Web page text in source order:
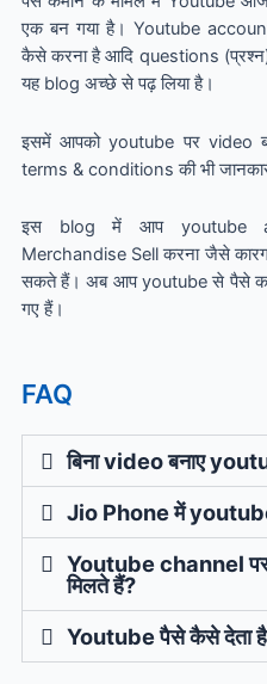
एक बन गया है। Youtube
कैसे करना है आदि questions
यह blog अच्छे से पढ़ लिया है।
इसमें आपको youtube पर video
terms & conditions की भी
इस blog में आप youtube
Merchandise Sell करना जैसे
सकते हैं। अब आप youtube से पैसे
गए हैं।
FAQ
बिना video बनाए
Jio Phone में
Youtube channel
मिलते हैं?
Youtube पैसे कैसे देता